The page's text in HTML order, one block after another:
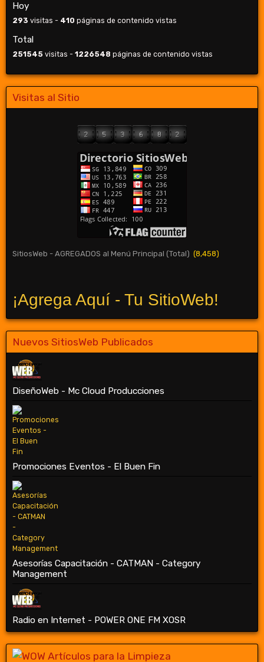
Hoy
293 visitas - 410 páginas de contenido vistas
Total
251545 visitas - 1226548 páginas de contenido vistas
Visitas al Sitio
SitiosWeb - AGREGADOS al Menú Principal (Total) (8,458)
¡Agrega Aquí - Tu SitioWeb!
Nuevos SitiosWeb Publicados
DiseñoWeb - Mc Cloud Producciones
Promociones Eventos - El Buen Fin
Asesorías Capacitación - CATMAN - Category
Management
Radio en Internet - POWER ONE FM XOSR